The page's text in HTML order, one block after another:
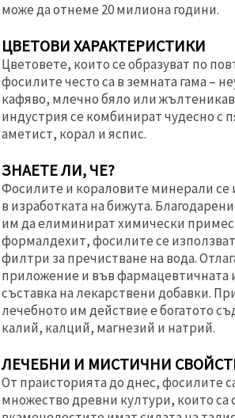
може да отнеме 20 милиона години.
ЦВЕТОВИ ХАРАКТЕРИСТИКИ
Цветовете, които се образуват по
фосилите често са в земната гама –
кафяво, млечно бяло или
индустрия се комбинират чудесно с
аметист, корал и яспис.
ЗНАЕТЕ ЛИ, ЧЕ?
Фосилите и кораловите минерали се
в изработката на бижута.
им да елиминират химически
формалдехит, фосилите се използват
филтри за пречистване на вода.
приложение и във фармацевтичната
съставка на лекарствени добавки.
лечебното им действие е богатото
калий, калций, магнезий и натрий.
ЛЕЧЕБНИ И МИСТИЧНИ
От праисторията до днес, фосилите
множество древни култури, които са